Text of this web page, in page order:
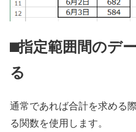
⬛︎指定範囲間のデ
る
通常であれば合計を求める
る関数を使用します。